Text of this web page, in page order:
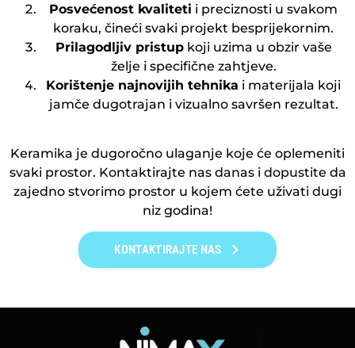
Posvećenost kvaliteti i preciznosti u svakom
koraku, čineći svaki projekt besprijekornim.
Prilagodljiv pristupkoji uzima u obzir vaše
želje i specifične zahtjeve.
Korištenje najnovijih tehnika i materijala koji
jamče dugotrajan i vizualno savršen rezultat.
Keramika je dugoročno ulaganje koje će oplemeniti
svaki prostor. Kontaktirajte nas danas i dopustite da
zajedno stvorimo prostor u kojem ćete uživati dugi
niz godina!
KONTAKTIRAJTE NAS